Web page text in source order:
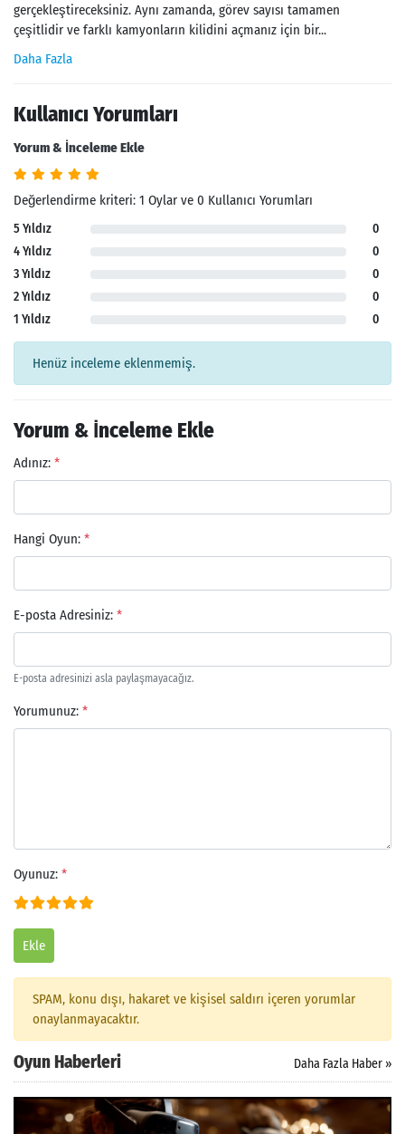
gerçekleştireceksiniz. Aynı zamanda, görev sayısı tamamen
çeşitlidir ve farklı kamyonların kilidini açmanız için bir...
Daha Fazla
Kullanıcı Yorumları
Yorum & İnceleme Ekle
Değerlendirme kriteri: 1 Oylar ve 0 Kullanıcı Yorumları
5 Yıldız
0
4 Yıldız
0
3 Yıldız
0
2 Yıldız
0
1 Yıldız
0
Henüz inceleme eklenmemiş.
Yorum & İnceleme Ekle
Adınız: *
Hangi Oyun: *
E-posta Adresiniz: *
E-posta adresinizi asla paylaşmayacağız.
Yorumunuz: *
Oyunuz: *
Ekle
SPAM, konu dışı, hakaret ve kişisel saldırı içeren yorumlar
onaylanmayacaktır.
Oyun Haberleri Daha Fazla Haber »